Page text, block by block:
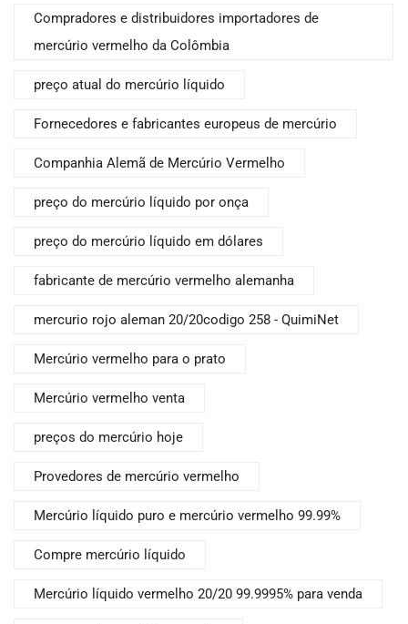
Compradores e distribuidores importadores de
mercúrio vermelho da Colômbia
preço atual do mercúrio líquido
Fornecedores e fabricantes europeus de mercúrio
Companhia Alemã de Mercúrio Vermelho
preço do mercúrio líquido por onça
preço do mercúrio líquido em dólares
fabricante de mercúrio vermelho alemanha
mercurio rojo aleman 20/20codigo 258 - QuimiNet
Mercúrio vermelho para o prato
Mercúrio vermelho venta
preços do mercúrio hoje
Provedores de mercúrio vermelho
Mercúrio líquido puro e mercúrio vermelho 99.99%
Compre mercúrio líquido
Mercúrio líquido vermelho 20/20 99.9995% para venda